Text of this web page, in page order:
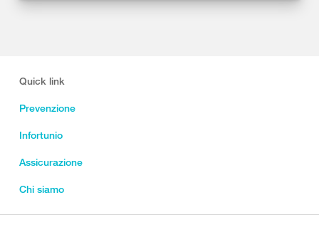
Quick link
Prevenzione
Infortunio
Assicurazione
Chi siamo